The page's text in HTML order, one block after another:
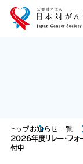
トップお知らせ一覧
2026年度リレー・フォ
付中